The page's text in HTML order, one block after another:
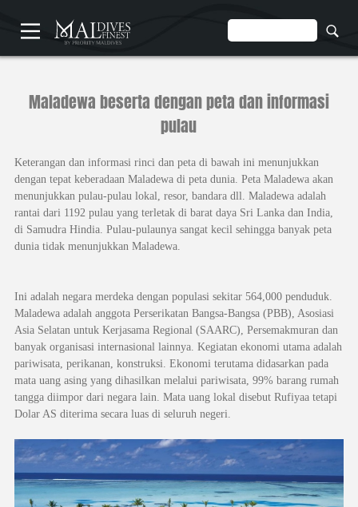
VIP
WASSERFLUGZEUG
Maladewa beserta dengan peta dan informasi
pulau
Keterangan dan informasi rinci dan peta di bawah ini menunjukkan
dengan tepat keberadaan Maladewa di peta dunia. Peta Maladewa akan
menunjukkan pulau-pulau lokal, resor, bandara dll. Maladewa adalah
rantai dari 1192 pulau yang terletak di barat daya Sri Lanka dan India,
di Samudra Hindia. Pulau-pulaunya sangat kecil sehingga banyak peta
dunia tidak menunjukkan Maladewa.
Ini adalah negara merdeka dengan populasi sekitar 564,000 penduduk.
Maladewa adalah anggota Perserikatan Bangsa-Bangsa (PBB), Asosiasi
Asia Selatan untuk Kerjasama Regional (SAARC), Persemakmuran dan
banyak organisasi internasional lainnya. Kegiatan ekonomi utama adalah
pariwisata, perikanan, konstruksi. Ekonomi terutama didasarkan pada
mata uang asing yang dihasilkan melalui pariwisata, 99% barang rumah
tangga diimpor dari negara lain. Mata uang lokal disebut Rufiyaa tetapi
Dolar AS diterima secara luas di seluruh negeri.